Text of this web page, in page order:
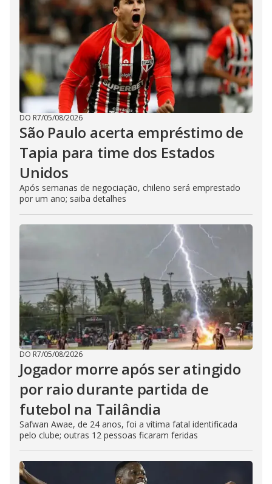
DO R7/05/08/2026
São Paulo acerta empréstimo de
Tapia para time dos Estados
Unidos
Após semanas de negociação, chileno será emprestado
por um ano; saiba detalhes
DO R7/05/08/2026
Jogador morre após ser atingido
por raio durante partida de
futebol na Tailândia
Safwan Awae, de 24 anos, foi a vítima fatal identificada
pelo clube; outras 12 pessoas ficaram feridas